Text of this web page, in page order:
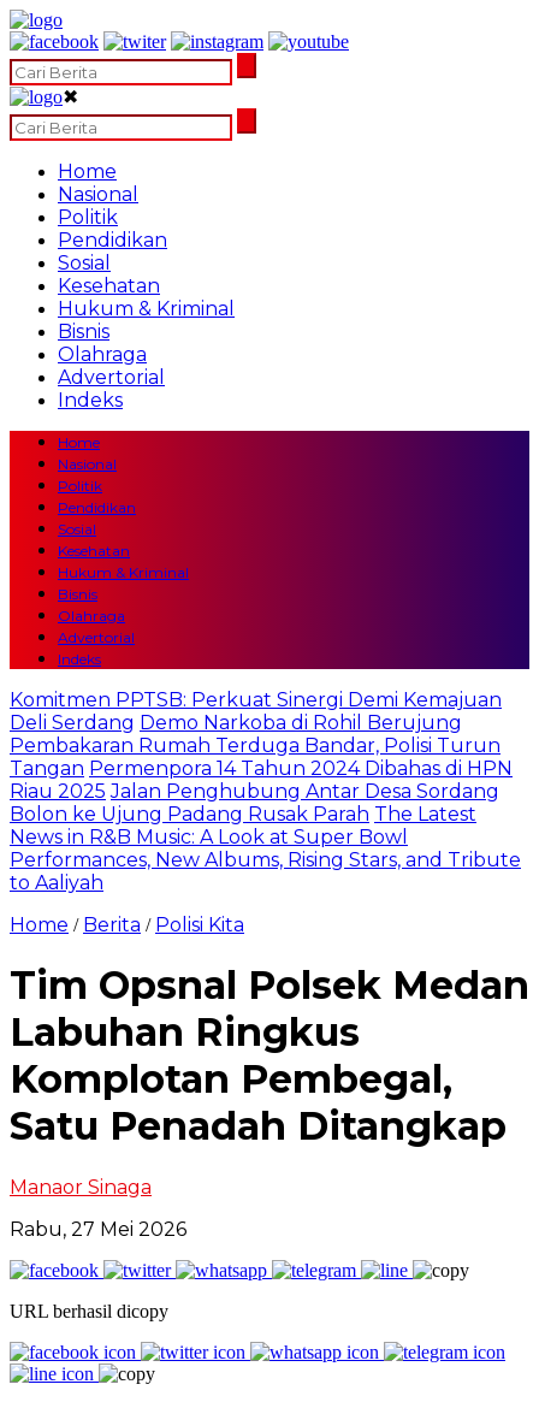
✖
Home
Nasional
Politik
Pendidikan
Sosial
Kesehatan
Hukum & Kriminal
Bisnis
Olahraga
Advertorial
Indeks
Home
Nasional
Politik
Pendidikan
Sosial
Kesehatan
Hukum & Kriminal
Bisnis
Olahraga
Advertorial
Indeks
Komitmen PPTSB: Perkuat Sinergi Demi Kemajuan
Deli Serdang Demo Narkoba di Rohil Berujung
Pembakaran Rumah Terduga Bandar, Polisi Turun
Tangan Permenpora 14 Tahun 2024 Dibahas di HPN
Riau 2025 Jalan Penghubung Antar Desa Sordang
Bolon ke Ujung Padang Rusak Parah The Latest
News in R&B Music: A Look at Super Bowl
Performances, New Albums, Rising Stars, and Tribute
to Aaliyah
Home / Berita / Polisi Kita
Tim Opsnal Polsek Medan
Labuhan Ringkus
Komplotan Pembegal,
Satu Penadah Ditangkap
Manaor Sinaga
Rabu, 27 Mei 2026
URL berhasil dicopy